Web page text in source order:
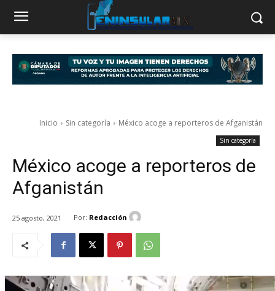
Inicio Sin categoría México acoge a reporteros de Afganistán
Sin categoría
México acoge a reporteros de
Afganistán
25 agosto, 2021 Por: Redacción